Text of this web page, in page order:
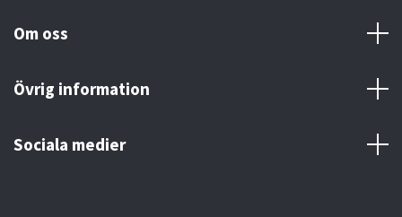
Om oss
Övrig information
Sociala medier